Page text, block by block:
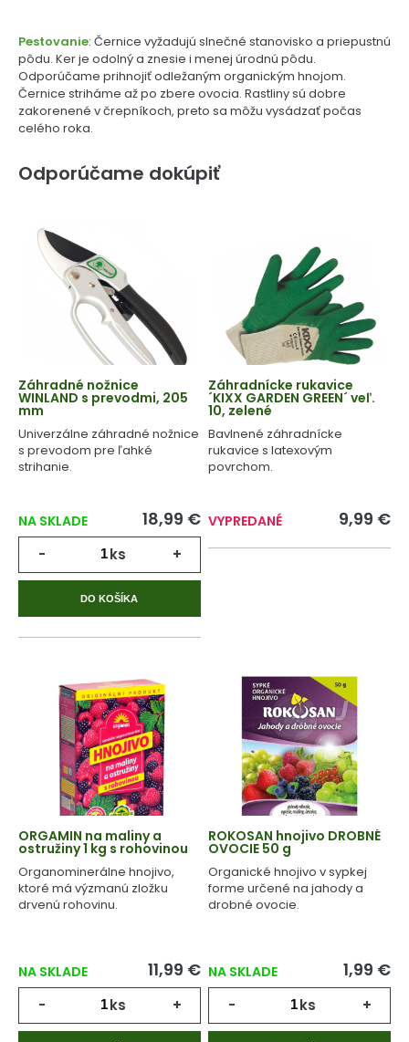
Pestovanie: Černice vyžadujú slnečné stanovisko a priepustnú
pôdu. Ker je odolný a znesie i menej úrodnú pôdu.
Odporúčame prihnojiť odležaným organickým hnojom.
Černice striháme až po zbere ovocia. Rastliny sú dobre
zakorenené v črepníkoch, preto sa môžu vysádzať počas
celého roka.
Odporúčame dokúpiť
Záhradné nožnice
WINLAND s prevodmi, 205
mm
Univerzálne záhradné nožnice
s prevodom pre ľahké
strihanie.
NA SKLADE 18,99 €
- ks +
DO KOŠÍKA
Záhradnícke rukavice
´KIXX GARDEN GREEN´ veľ.
10, zelené
Bavlnené záhradnícke
rukavice s latexovým
povrchom.
VYPREDANÉ 9,99 €
ORGAMIN na maliny a
ostružiny 1 kg s rohovinou
Organominerálne hnojivo,
ktoré má výzmanú zložku
drvenú rohovinu.
NA SKLADE 11,99 €
- ks +
ROKOSAN hnojivo DROBNÉ
OVOCIE 50 g
Organické hnojivo v sypkej
forme určené na jahody a
drobné ovocie.
NA SKLADE 1,99 €
- ks +